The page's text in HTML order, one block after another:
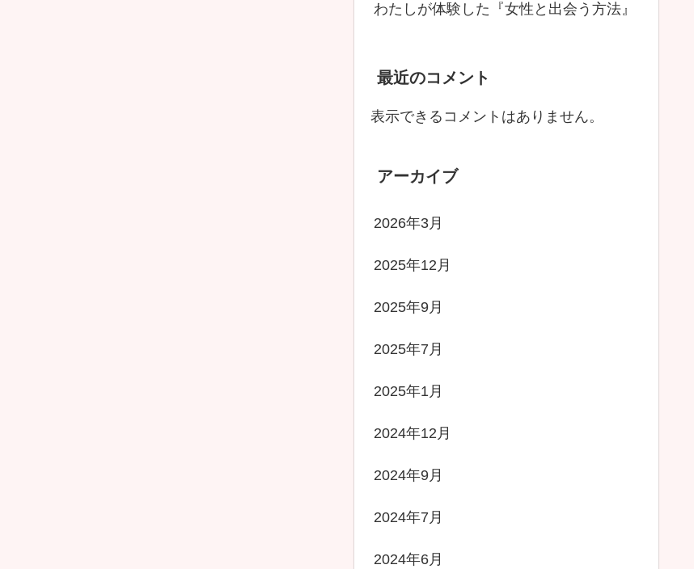
わたしが体験した『女性と出会う方法』
最近のコメント
表示できるコメントはありません。
アーカイブ
2026年3月
2025年12月
2025年9月
2025年7月
2025年1月
2024年12月
2024年9月
2024年7月
2024年6月